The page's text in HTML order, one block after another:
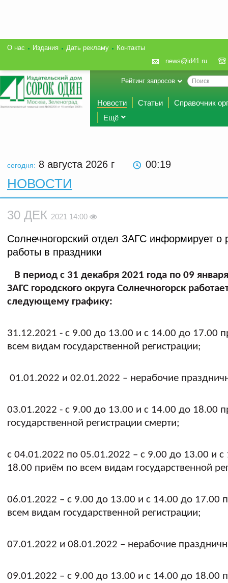
О нас Издания Дать рекламу
Контакты
news@id41.ru
Рейтинг запросов
Новости Статьи
Справочник
Ещё
сегодня: 8 августа 2026 г 00:19
НОВОСТИ
30 ДЕК 2021 14:00
Солнечногорский отдел ЗАГС информирует о
работы в праздники
В период с 31 декабря 2021 года по 09
ЗАГС городского округа Солнечногорск
следующему графику:
31.12.2021 - с 9.00 до 13.00 и с 14.00 до 17.00
всем видам государственной регистрации;
01.01.2022 и 02.01.2022 – нерабочие
03.01.2022 - с 9.00 до 13.00 и с 14.00 до 18.00
государственной регистрации смерти;
с 04.01.2022 по 05.01.2022 – с 9.00 до 13.00 и с
18.00 приём по всем видам государственной
06.01.2022 – с 9.00 до 13.00 и с 14.00 до 17.00
всем видам государственной регистрации;
07.01.2022 и 08.01.2022 – нерабочие
09.01.2022 – с 9.00 до 13.00 и с 14.00 до 18.00